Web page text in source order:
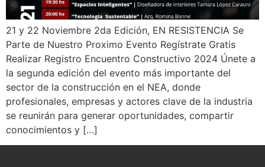
21 y 22 Noviembre 2da Edición, EN RESISTENCIA Se
Parte de Nuestro Proximo Evento Regístrate Gratis
Realizar Registro Encuentro Constructivo 2024 Únete a
la segunda edición del evento más importante del
sector de la construcción en el NEA, donde
profesionales, empresas y actores clave de la industria
se reunirán para generar oportunidades, compartir
conocimientos y […]